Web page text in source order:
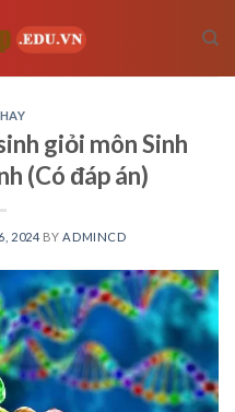
giỏi môn Sinh
(Có đáp án)
2024 BY ADMINCD